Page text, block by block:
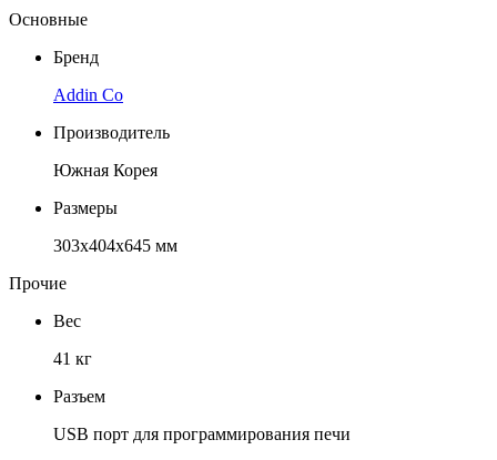
Основные
Бренд
Addin Co
Производитель
Южная Корея
Размеры
303х404х645 мм
Прочие
Вес
41 кг
Разъем
USB порт для программирования печи